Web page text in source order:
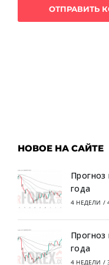
НОВОЕ НА САЙТЕ
Прогноз
года
4 НЕДЕЛИ /
года
4 НЕДЕЛИ /